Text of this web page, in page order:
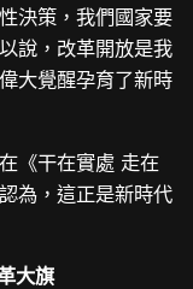
決策，我們國家要
說，改革開放是我
大覺醒孕育了新時
《干在實處 走在
為，這正是新時代
大旗